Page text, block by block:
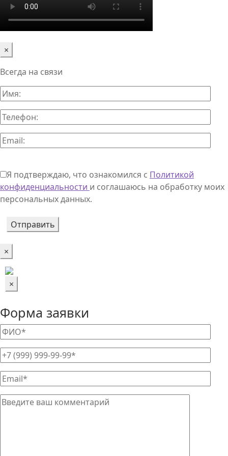
×
Всегда на связи
Я подтверждаю, что ознакомился с Политикой
конфиденциальности и соглашаюсь на обработку моих
персональных данных.
×
×
Форма заявки